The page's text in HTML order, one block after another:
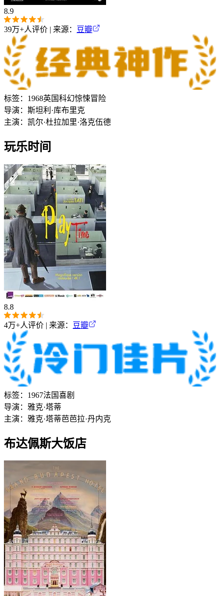
8.9
39万+人评价 | 来源： 豆瓣
标签： 1968英国科幻惊悚冒险
导演： 斯坦利·库布里克
主演： 凯尔·杜拉加里·洛克伍德
玩乐时间
8.8
4万+人评价 | 来源： 豆瓣
标签： 1967法国喜剧
导演： 雅克·塔蒂
主演： 雅克·塔蒂芭芭拉·丹内克
布达佩斯大饭店